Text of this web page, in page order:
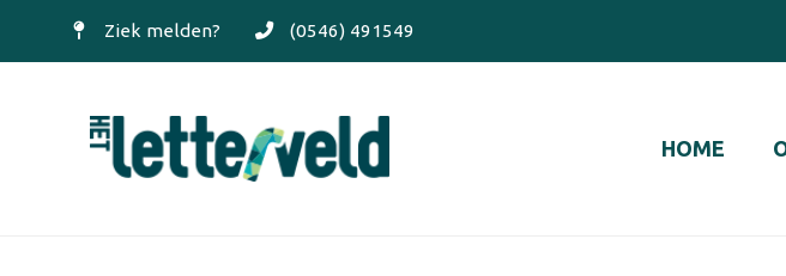
Ziek melden? (0546) 491549
HOME